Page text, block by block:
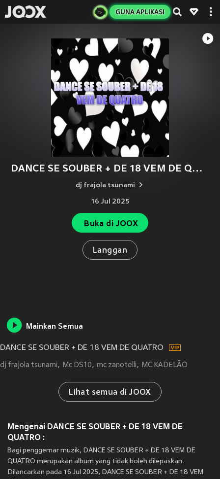
GUNA APLIKASI
DANCE SE SOUBER + DE 18 VEM DE QUATRO
dj frajola tsunami
16 Jul 2025
Buka di JOOX
Langgan
Mainkan Semua
DANCE SE SOUBER + DE 18 VEM DE QUATRO
dj frajola tsunami Mc DS10 mc zanotelli MC KADELÃO
Lihat semua di JOOX
Mengenai DANCE SE SOUBER + DE 18 VEM DE
QUATRO :
Bagi penggemar muzik, DANCE SE SOUBER + DE 18 VEM DE
QUATRO merupakan album yang tidak boleh dilepaskan.
Dilancarkan pada 16 Jul 2025, DANCE SE SOUBER + DE 18 VEM